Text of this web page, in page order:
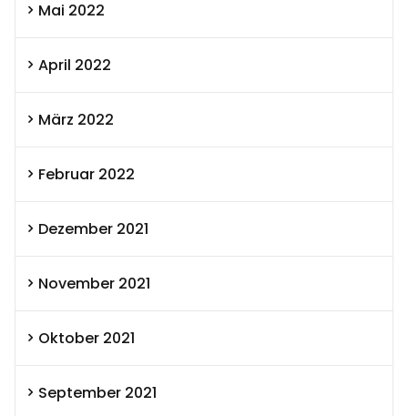
Mai 2022
April 2022
März 2022
Februar 2022
Dezember 2021
November 2021
Oktober 2021
September 2021